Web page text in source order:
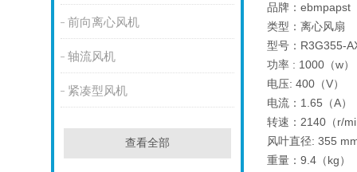
前向离心风机
轴流风机
紧凑型风机
查看全部
品牌：ebmpapst
类型：离心风扇
型号：R3G355-
功率 : 1000（w）
电压: 400（V）
电流：1.65（A）
转速：2140（r/
风叶直径: 355
重量：9.4（kg）